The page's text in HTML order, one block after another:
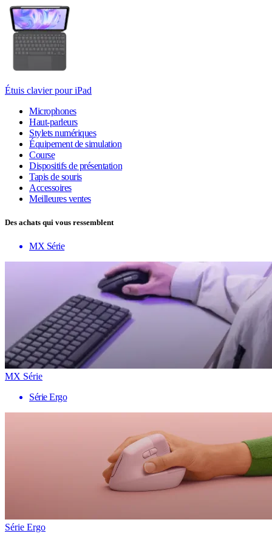
Étuis clavier pour iPad
Microphones
Haut-parleurs
Stylets numériques
Équipement de simulation
Course
Dispositifs de présentation
Tapis de souris
Accessoires
Meilleures ventes
Des achats qui vous ressemblent
MX Série
MX Série
Série Ergo
Série Ergo